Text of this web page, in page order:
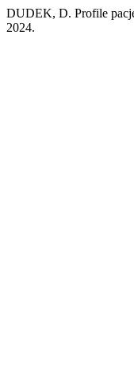
DUDEK, D. Profile
2024.